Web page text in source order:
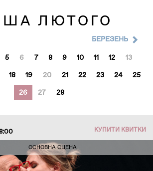
ЛЮТОГО
5 6 7 8 9 10 11 12 13
18 19 20 21 22 23 24 25
26 27 28
БЕРЕЗЕНЬ
КУПИТИ КВИТКИ
ОСНОВНА СЦЕНА